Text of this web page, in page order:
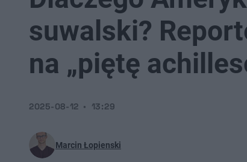
suwalski?
na „piętę
Marcin Łopienski
2025-08-12 13:29